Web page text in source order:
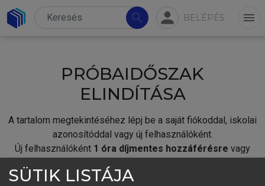
search person BELÉPÉS menu
PRÓBAIDŐSZAK
ELINDÍTÁSA
A tartalom megtekintéséhez lépj be a saját fiókoddal, iskolai
azonosítóddal vagy új felhasználóként.
Új felhasználóként 1 óra díjmentes hozzáférésre vagy
SÜTIK LISTÁJA